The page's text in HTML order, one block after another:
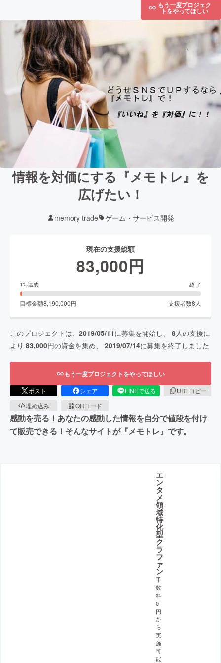
もう一度プロジェク
トをやってほしい
情報を対価にする『メモトレ』を
広げたい！
memory trade ゲーム・サービス開発
現在の支援総額
83,000円
1%達成 終了
目標金額8,190,000円 支援者数8 人
このプロジェクトは、 2019/05/11に募集を開始し、 8人の支援に
より 83,000円の資金を集め、 2019/07/14に募集を終了しました
もう一度プロジェクトをやってほしい
ポスト シェア LINEで送る
URLコピー
埋め込み
QRコード
感動を売る！あなたの感動した情報を自分で値段を付け
て販売できる！そんなサイトが『メモトレ』です。
エ
ン
タ
メ
領
域
特
化
型
ク
ラ
フ
ァ
ン
手
数
料
0
円
か
ら
実
施
可
能